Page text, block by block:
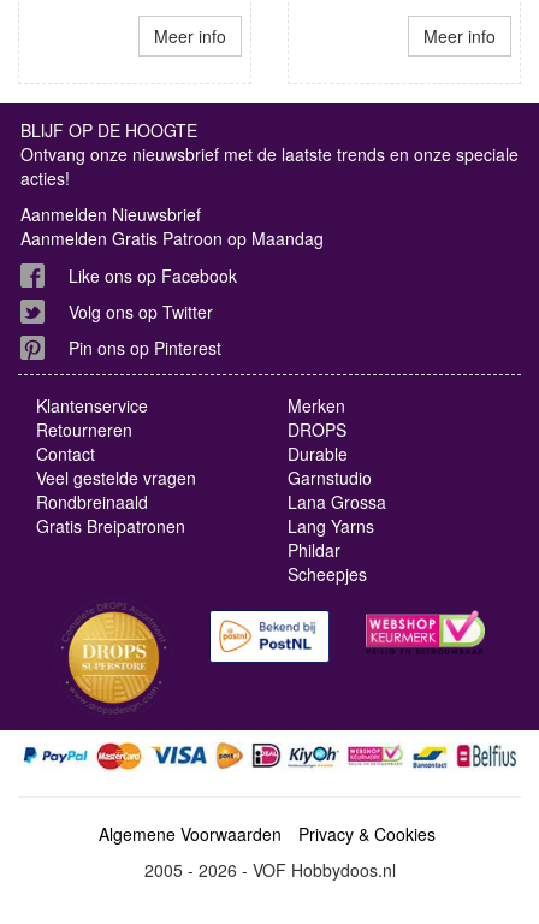
Meer info Meer info
BLIJF OP DE HOOGTE
Ontvang onze nieuwsbrief met de laatste trends en onze speciale
acties!
Aanmelden Nieuwsbrief
Aanmelden Gratis Patroon op Maandag
Like ons op Facebook
Volg ons op Twitter
Pin ons op Pinterest
Klantenservice
Retourneren
Contact
Veel gestelde vragen
Rondbreinaald
Gratis Breipatronen
Merken
DROPS
Durable
Garnstudio
Lana Grossa
Lang Yarns
Phildar
Scheepjes
Algemene Voorwaarden
Privacy & Cookies
2005 - 2026 - VOF Hobbydoos.nl